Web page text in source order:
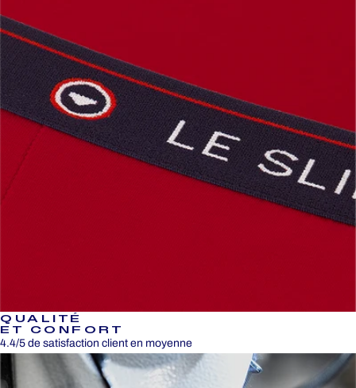
QUALITÉ
ET CONFORT
4.4/5 de satisfaction client en moyenne